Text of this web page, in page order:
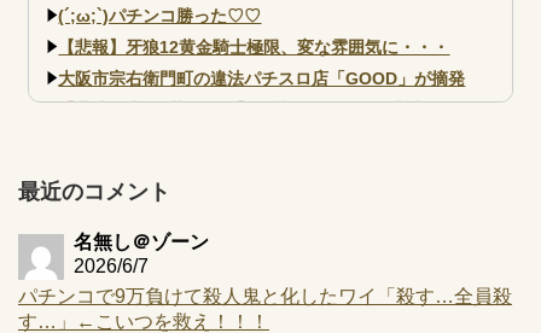
(´;ω;`)パチンコ勝った♡♡
【悲報】牙狼12黄金騎士極限、変な雰囲気に・・・
大阪市宗右衛門町の違法パチスロ店「GOOD」が摘発
【北斗転生2も落ちた？】最近のパチスロ型式試験はミミズ
プ報告あり！弱予告...
井の軽い絆？
最近のコメント
名無し＠ゾーン
2026/6/7
パチンコで9万負けて殺人鬼と化したワイ「殺す…全員殺
す…」←こいつを救え！！！